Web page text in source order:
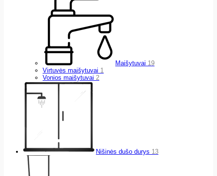
Maišytuvai 19
Virtuvės maišytuvai 1
Vonios maišytuvai 2
Nišinės dušo durys 13